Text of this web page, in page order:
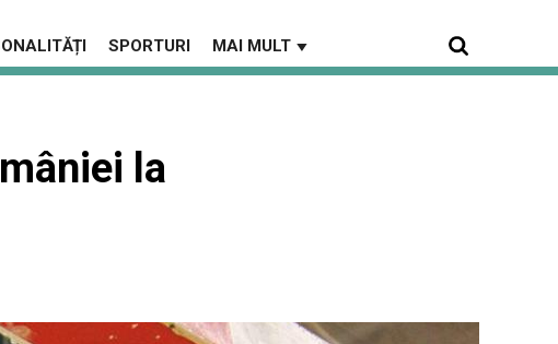
SPORTURI MAI MULT ▼
la